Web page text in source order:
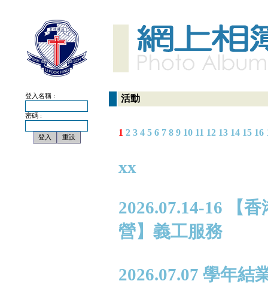
登入名稱 :
密碼 :
活動
1 2 3 4 5 6 7 8 9 10 11 12 13 14 15 16
xx
2026.07.14-16 【
營】義工服務
2026.07.07 學年結